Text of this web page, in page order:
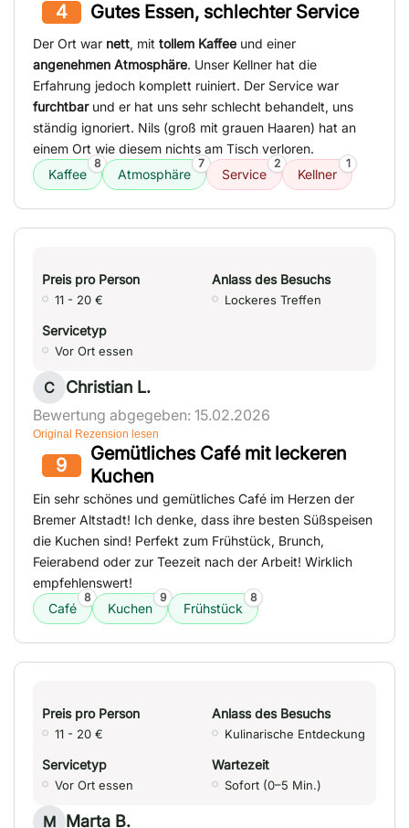
4 Gutes Essen, schlechter Service
Der Ort war nett, mit tollem Kaffee und einer
angenehmen Atmosphäre. Unser Kellner hat die
Erfahrung jedoch komplett ruiniert. Der Service war
furchtbarund er hat uns sehr schlecht behandelt, uns
ständig ignoriert. Nils (groß mit grauen Haaren) hat an
einem Ort wie diesem nichts am Tisch verloren.
Kaffee
8
Atmosphäre
7
Service
2
Kellner
1
Preis pro Person
11 - 20 €
Anlass des Besuchs
Lockeres Treffen
Servicetyp
Vor Ort essen
C Christian L.
Bewertung abgegeben: 15.02.2026
Original Rezension lesen
9
Gemütliches Café mit leckeren
Kuchen
Ein sehr schönes und gemütliches Café im Herzen der
Bremer Altstadt! Ich denke, dass ihre besten Süßspeisen
die Kuchen sind! Perfekt zum Frühstück, Brunch,
Feierabend oder zur Teezeit nach der Arbeit! Wirklich
empfehlenswert!
Café
8
Kuchen
9
Frühstück
8
Preis pro Person
11 - 20 €
Anlass des Besuchs
Kulinarische Entdeckung
Servicetyp
Vor Ort essen
Wartezeit
Sofort (0–5 Min.)
M Marta B.